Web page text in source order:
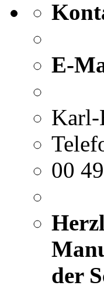
E-
Karl-
00
der